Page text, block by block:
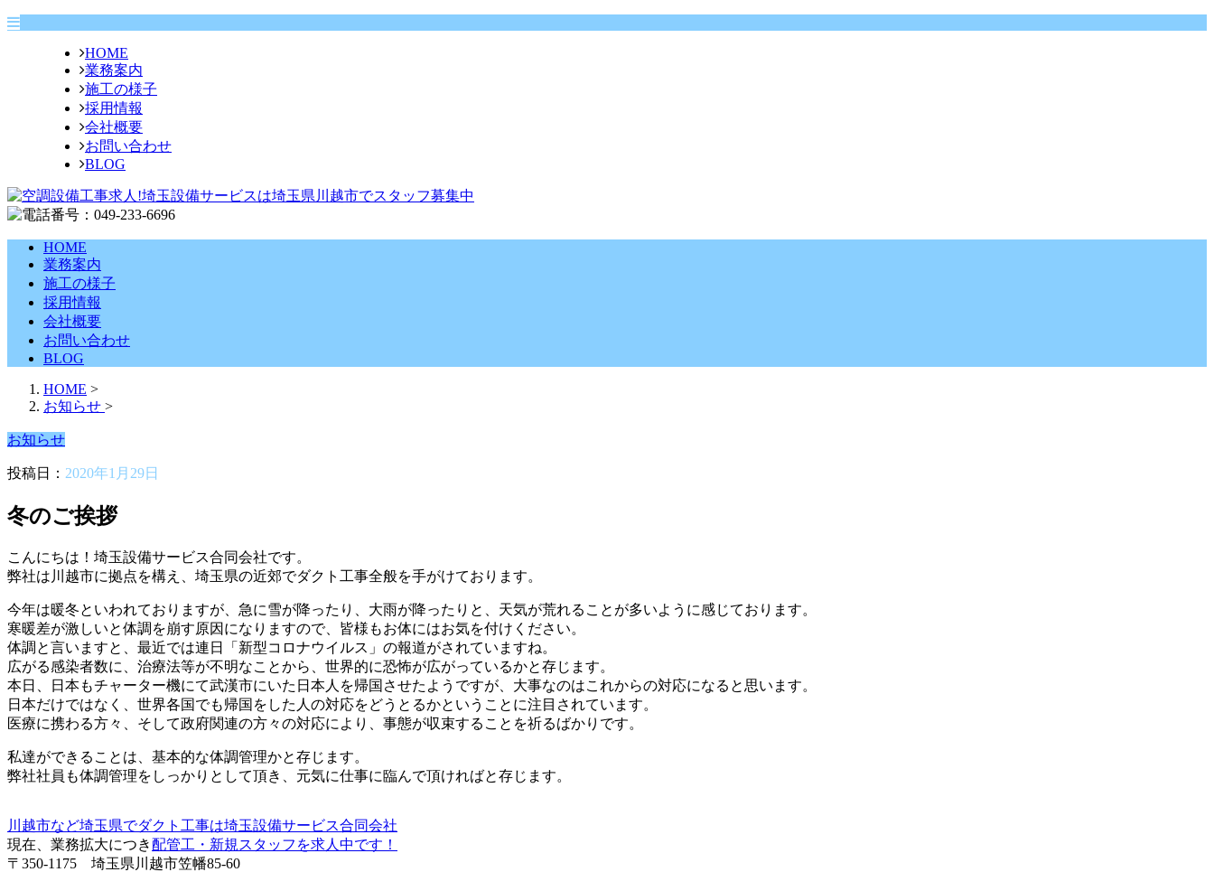
HOME
業務案内
施工の様子
採用情報
会社概要
お問い合わせ
BLOG
HOME
業務案内
施工の様子
採用情報
会社概要
お問い合わせ
BLOG
HOME >
お知らせ >
お知らせ
投稿日： 2020年1月29日
冬のご挨拶
こんにちは！埼玉設備サービス合同会社です。
弊社は川越市に拠点を構え、埼玉県の近郊でダクト工事全般を手がけております。
今年は暖冬といわれておりますが、急に雪が降ったり、大雨が降ったりと、天気が荒れることが多いように感じております。
寒暖差が激しいと体調を崩す原因になりますので、皆様もお体にはお気を付けください。
体調と言いますと、最近では連日「新型コロナウイルス」の報道がされていますね。
広がる感染者数に、治療法等が不明なことから、世界的に恐怖が広がっているかと存じます。
本日、日本もチャーター機にて武漢市にいた日本人を帰国させたようですが、大事なのはこれからの対応になると思います。
日本だけではなく、世界各国でも帰国をした人の対応をどうとるかということに注目されています。
医療に携わる方々、そして政府関連の方々の対応により、事態が収束することを祈るばかりです。
私達ができることは、基本的な体調管理かと存じます。
弊社社員も体調管理をしっかりとして頂き、元気に仕事に臨んで頂ければと存じます。
川越市など埼玉県でダクト工事は埼玉設備サービス合同会社
現在、業務拡大につき配管工・新規スタッフを求人中です！
〒350-1175 埼玉県川越市笠幡85-60